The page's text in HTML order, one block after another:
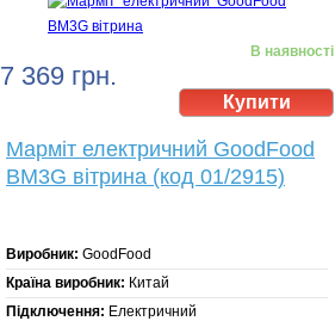
7 369 грн.
В наявності
Марміт електричний GoodFood
BM3G вітрина (код 01/2915)
Виробник: GoodFood
Країна виробник: Китай
Підключення: Електричний